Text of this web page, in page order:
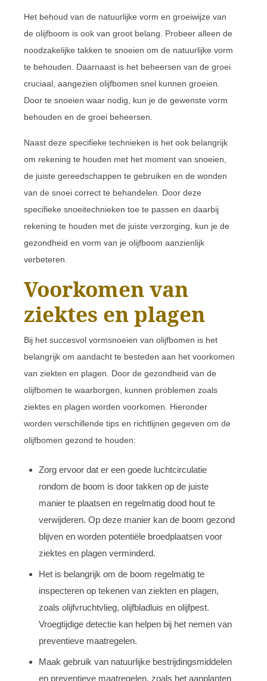
Het behoud van de natuurlijke vorm en groeiwijze van
de olijfboom is ook van groot belang. Probeer alleen de
noodzakelijke takken te snoeien om de natuurlijke vorm
te behouden. Daarnaast is het beheersen van de groei
cruciaal, aangezien olijfbomen snel kunnen groeien.
Door te snoeien waar nodig, kun je de gewenste vorm
behouden en de groei beheersen.
Naast deze specifieke technieken is het ook belangrijk
om rekening te houden met het moment van snoeien,
de juiste gereedschappen te gebruiken en de wonden
van de snoei correct te behandelen. Door deze
specifieke snoeitechnieken toe te passen en daarbij
rekening te houden met de juiste verzorging, kun je de
gezondheid en vorm van je olijfboom aanzienlijk
verbeteren.
Voorkomen van
ziektes en plagen
Bij het succesvol vormsnoeien van olijfbomen is het
belangrijk om aandacht te besteden aan het voorkomen
van ziekten en plagen. Door de gezondheid van de
olijfbomen te waarborgen, kunnen problemen zoals
ziektes en plagen worden voorkomen. Hieronder
worden verschillende tips en richtlijnen gegeven om de
olijfbomen gezond te houden:
Zorg ervoor dat er een goede luchtcirculatie
rondom de boom is door takken op de juiste
manier te plaatsen en regelmatig dood hout te
verwijderen. Op deze manier kan de boom gezond
blijven en worden potentiële broedplaatsen voor
ziektes en plagen verminderd.
Het is belangrijk om de boom regelmatig te
inspecteren op tekenen van ziekten en plagen,
zoals olijfvruchtvlieg, olijfbladluis en olijfpest.
Vroegtijdige detectie kan helpen bij het nemen van
preventieve maatregelen.
Maak gebruik van natuurlijke bestrijdingsmiddelen
en preventieve maatregelen, zoals het aanplanten